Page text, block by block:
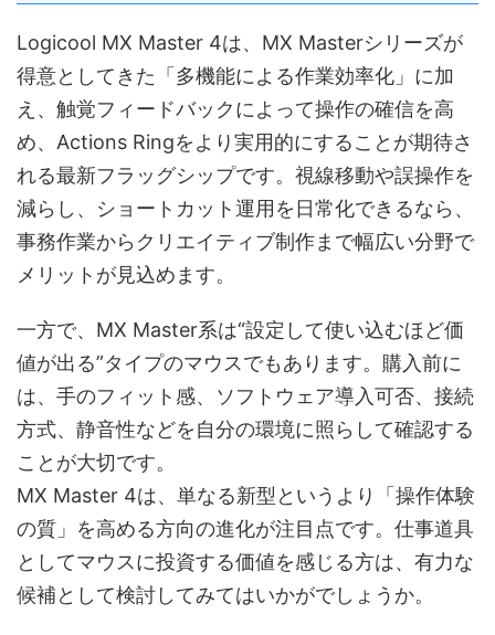
Logicool MX Master 4は、MX Masterシリーズが
得意としてきた「多機能による作業効率化」に加
え、触覚フィードバックによって操作の確信を高
め、Actions Ringをより実用的にすることが期待さ
れる最新フラッグシップです。視線移動や誤操作を
減らし、ショートカット運用を日常化できるなら、
事務作業からクリエイティブ制作まで幅広い分野で
メリットが見込めます。
一方で、MX Master系は“設定して使い込むほど価
値が出る”タイプのマウスでもあります。購入前に
は、手のフィット感、ソフトウェア導入可否、接続
方式、静音性などを自分の環境に照らして確認する
ことが大切です。
MX Master 4は、単なる新型というより「操作体験
の質」を高める方向の進化が注目点です。仕事道具
としてマウスに投資する価値を感じる方は、有力な
候補として検討してみてはいかがでしょうか。